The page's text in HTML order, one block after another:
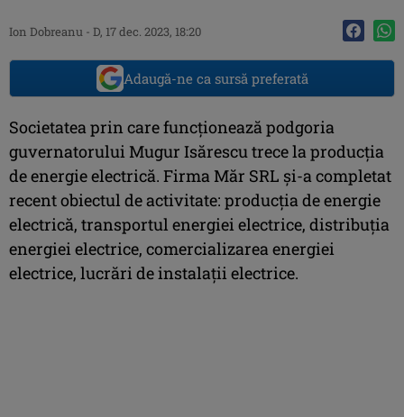
Ion Dobreanu - D, 17 dec. 2023, 18:20
Adaugă-ne ca sursă preferată
Societatea prin care funcționează podgoria
guvernatorului Mugur Isărescu trece la producția
de energie electrică. Firma Măr SRL și-a completat
recent obiectul de activitate: producția de energie
electrică, transportul energiei electrice, distribuția
energiei electrice, comercializarea energiei
electrice, lucrări de instalații electrice.